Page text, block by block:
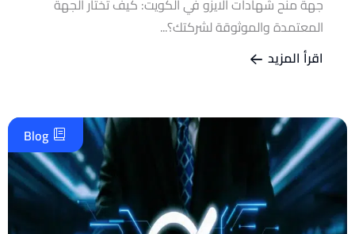
جهة منح شهادات الايزو في الكويت: كيف تختار الجهة
المعتمدة والموثوقة لشركتك؟...
اقرأ المزيد
Blog